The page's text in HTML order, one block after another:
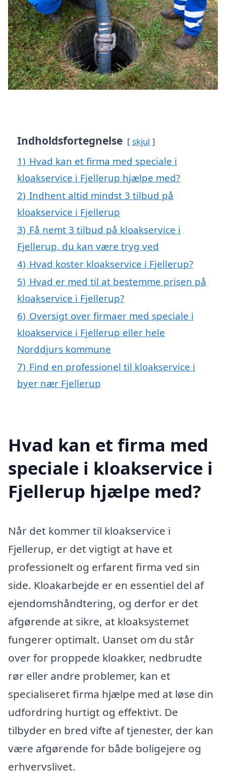
Indholdsfortegnelse skjul
1) Hvad kan et firma med speciale i
kloakservice i Fjellerup hjælpe med?
2) Indhent altid mindst 3 tilbud på
kloakservice i Fjellerup
3) Få nemt 3 tilbud på kloakservice i
Fjellerup, du kan være tryg ved
4) Hvad koster kloakservice i Fjellerup?
5) Hvad er med til at bestemme prisen på
kloakservice i Fjellerup?
6) Oversigt over firmaer med speciale i
kloakservice i Fjellerup eller hele
Norddjurs kommune
7) Find en professionel til kloakservice i
byer nær Fjellerup
Hvad kan et firma med
speciale i kloakservice i
Fjellerup hjælpe med?
Når det kommer til kloakservice i
Fjellerup, er det vigtigt at have et
professionelt og erfarent firma ved sin
side. Kloakarbejde er en essentiel del af
ejendomshåndtering, og derfor er det
afgørende at sikre, at kloaksystemet
fungerer optimalt. Uanset om du står
over for proppede kloakker, nedbrudte
rør eller andre problemer, kan et
specialiseret firma hjælpe med at løse din
udfordring hurtigt og effektivt. De
tilbyder en bred vifte af tjenester, der kan
være afgørende for både boligejere og
erhvervslivet.